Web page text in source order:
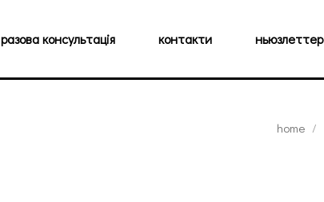
разова консультація контакти ньюзлеттер
home